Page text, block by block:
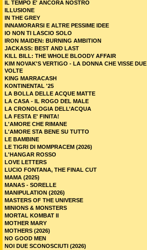
IL TEMPO E' ANCORA NOSTRO
ILLUSIONE
IN THE GREY
INNAMORARSI E ALTRE PESSIME IDEE
IO NON TI LASCIO SOLO
IRON MAIDEN: BURNING AMBITION
JACKASS: BEST AND LAST
KILL BILL: THE WHOLE BLOODY AFFAIR
KIM NOVAK'S VERTIGO - LA DONNA CHE VISSE DUE
VOLTE
KING MARRACASH
KONTINENTAL '25
LA BOLLA DELLE ACQUE MATTE
LA CASA - IL ROGO DEL MALE
LA CRONOLOGIA DELL’ACQUA
LA FESTA E' FINITA!
L'AMORE CHE RIMANE
L'AMORE STA BENE SU TUTTO
LE BAMBINE
LE TIGRI DI MOMPRACEM (2026)
L'HANGAR ROSSO
LOVE LETTERS
LUCIO FONTANA, THE FINAL CUT
MAMA (2025)
MANAS - SORELLE
MANIPULATION (2026)
MASTERS OF THE UNIVERSE
MINIONS & MONSTERS
MORTAL KOMBAT II
MOTHER MARY
MOTHERS (2026)
NO GOOD MEN
NOI DUE SCONOSCIUTI (2026)